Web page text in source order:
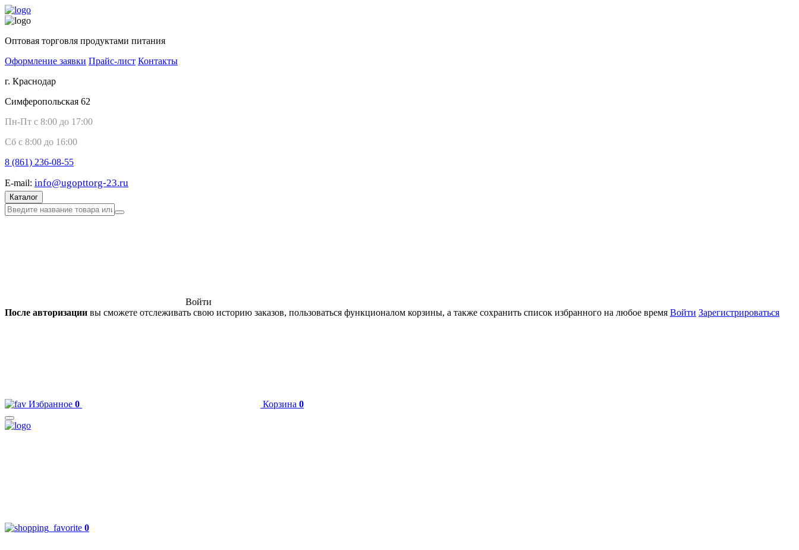
Оптовая торговля продуктами питания
Оформление заявки Прайс-лист Контакты
г. Краснодар
Симферопольская 62
Пн-Пт с 8:00 до 17:00
Сб с 8:00 до 16:00
8 (861) 236-08-55
E-mail: info@ugopttorg-23.ru
Каталог
Войти
После авторизации вы сможете отслеживать свою историю заказов, пользоваться функционалом корзины, а также сохранить список избранного на любое время Войти Зарегистрироваться
Избранное 0 Корзина 0
0